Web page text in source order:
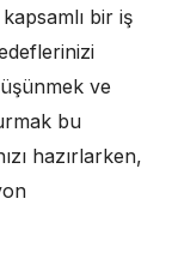
bir iş
ve
bu
hazırlarken,